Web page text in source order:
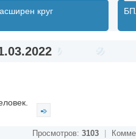
круг
Просмотров: 3103